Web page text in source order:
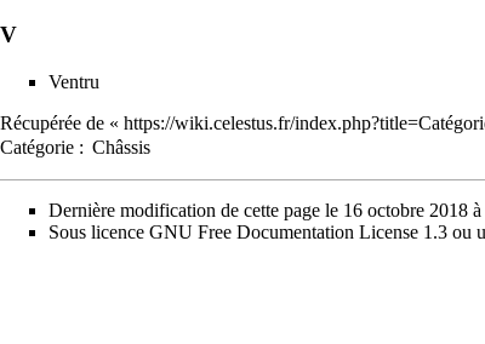
V
Ventru
Récupérée de « https://wiki.celestus.fr/
Catégorie : Châssis
Dernière modification de cette page le 16 octobre 2018
Sous licence GNU Free Documentation License 1.3 ou